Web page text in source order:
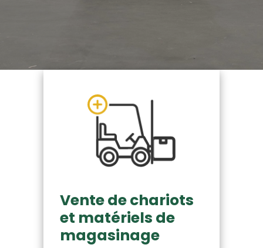
Vente de chariots
et matériels de
magasinage